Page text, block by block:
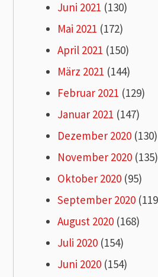
Juni 2021 (130)
Mai 2021 (172)
April 2021 (150)
März 2021 (144)
Februar 2021 (129)
Januar 2021 (147)
Dezember 2020 (130)
November 2020 (135)
Oktober 2020 (95)
September 2020
August 2020 (168)
Juli 2020 (154)
Juni 2020 (154)